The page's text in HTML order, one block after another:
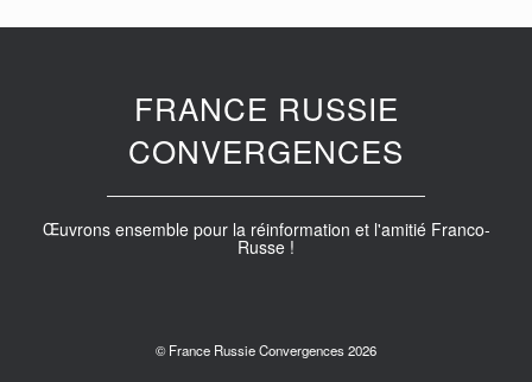
FRANCE RUSSIE
CONVERGENCES
Œuvrons ensemble pour la réinformation et l'amitié Franco-
Russe !
© France Russie Convergences 2026